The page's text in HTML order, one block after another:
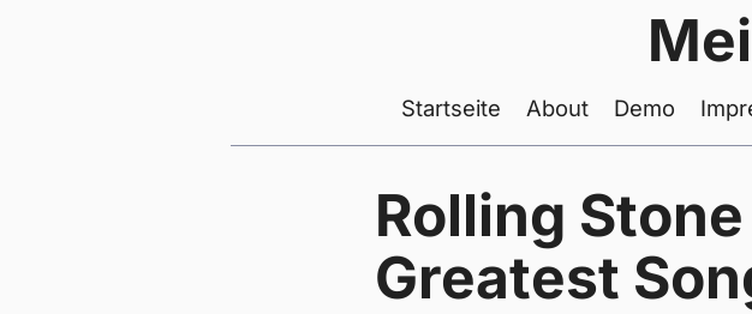
Startseite About Demo
Rolling
Greatest